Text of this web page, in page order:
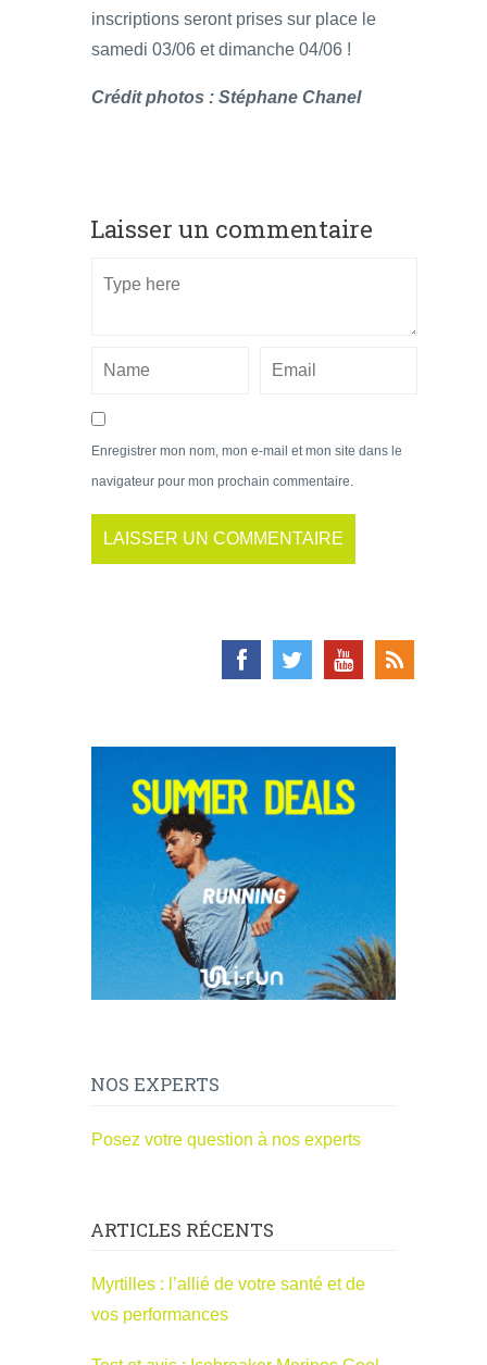
inscriptions seront prises sur place le
samedi 03/06 et dimanche 04/06 !
Crédit photos : Stéphane Chanel
Laisser un commentaire
Enregistrer mon nom, mon e-mail et mon site dans le
navigateur pour mon prochain commentaire.
NOS EXPERTS
Posez votre question à nos experts
ARTICLES RÉCENTS
Myrtilles : l’allié de votre santé et de
vos performances